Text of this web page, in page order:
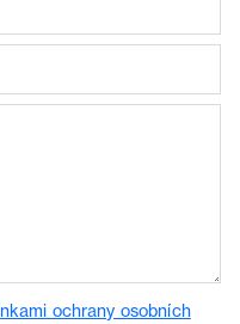
ochrany osobních